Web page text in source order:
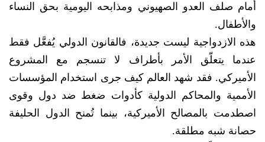
أمام صلف العدو الصهيوني ومذابحه اليومية بحق النساء
والأطفال.
هذه الازدواجية ليست جديدة، فالقانون الدولي يُفعَّل فقط
عندما يتعلّق الأمر بأطراف لا تنسجم مع المشروع
الأميركي. فقد شهد العالم كيف جرى استخدام المؤسسات
الأممية والمحاكم الدولية كأدوات ضغط ضد دول وقوى
اصطدمت بالمصالح الأميركية، بينما تُمنح الدول الحليفة
حصانة شبه مطلقة.